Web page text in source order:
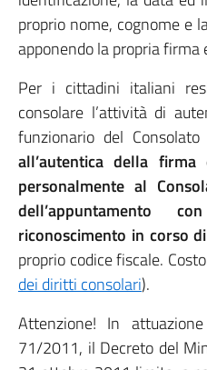
proprio nome, cognome e
apponendo la propria firma
Per i cittadini italiani
consolare l’attività di
funzionario del Consolato
all’autentica della firma
personalmente al
dell’appuntamento
riconoscimento in corso
proprio codice fiscale.
dei diritti consolari).
Attenzione! In
71/2011, il Decreto del